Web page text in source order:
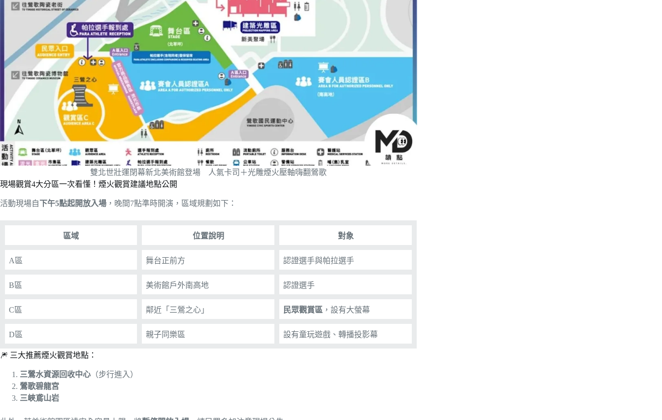
雙北世壯運閉幕新北美術館登場 人氣卡司＋光雕煙火壓軸嗨翻鶯歌
現場觀賞4大分區一次看懂！煙火觀賞建議地點公開
活動現場自下午5點起開放入場 ，晚間7點準時開演，區域規劃如下：
區域 位置說明 對象
A區 舞台正前方 認證選手與帕拉選手
B區 美術館戶外南高地 認證選手
C區 鄰近「三鶯之心」 民眾觀賞區 ，設有大螢幕
D區 親子同樂區 設有童玩遊戲、轉播投影幕
🎆 三大推薦煙火觀賞地點：
三鶯水資源回收中心 （步行進入）
鶯歌碧龍宮
三峽鳶山岩